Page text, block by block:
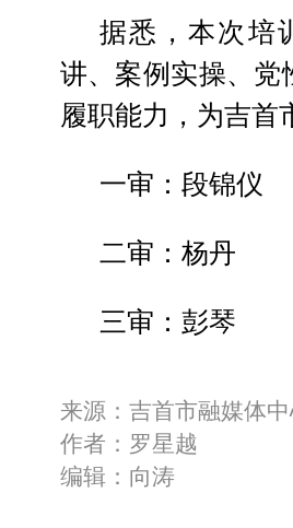
据悉，本次培
讲、案例实操、党
履职能力，为吉首
一审：段锦仪
二审：杨丹
三审：彭琴
来源：吉首市融媒体
作者：罗星越
编辑：向涛